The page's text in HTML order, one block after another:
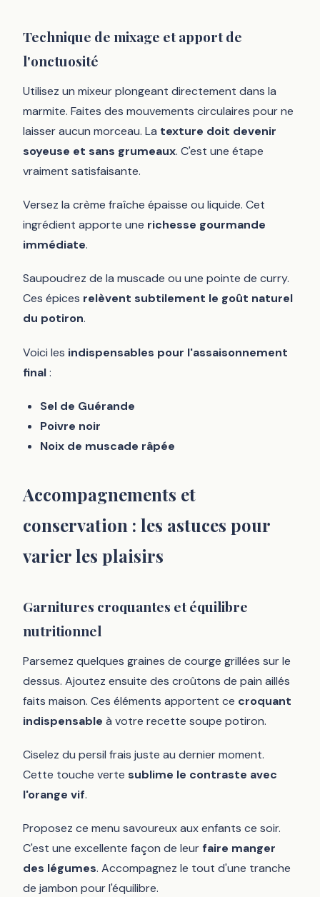
Technique de mixage et apport de
l'onctuosité
Utilisez un mixeur plongeant directement dans la
marmite. Faites des mouvements circulaires pour ne
laisser aucun morceau. La texture doit devenir
soyeuse et sans grumeaux. C'est une étape
vraiment satisfaisante.
Versez la crème fraîche épaisse ou liquide. Cet
ingrédient apporte une richesse gourmande
immédiate.
Saupoudrez de la muscade ou une pointe de curry.
Ces épices relèvent subtilement le goût naturel
du potiron.
Voici les indispensables pour l'assaisonnement
final:
Sel de Guérande
Poivre noir
Noix de muscade râpée
Accompagnements et
conservation : les astuces pour
varier les plaisirs
Garnitures croquantes et équilibre
nutritionnel
Parsemez quelques graines de courge grillées sur le
dessus. Ajoutez ensuite des croûtons de pain aillés
faits maison. Ces éléments apportent ce croquant
indispensable à votre recette soupe potiron.
Ciselez du persil frais juste au dernier moment.
Cette touche verte sublime le contraste avec
l'orange vif.
Proposez ce menu savoureux aux enfants ce soir.
C'est une excellente façon de leurfaire manger
des légumes. Accompagnez le tout d'une tranche
de jambon pour l'équilibre.